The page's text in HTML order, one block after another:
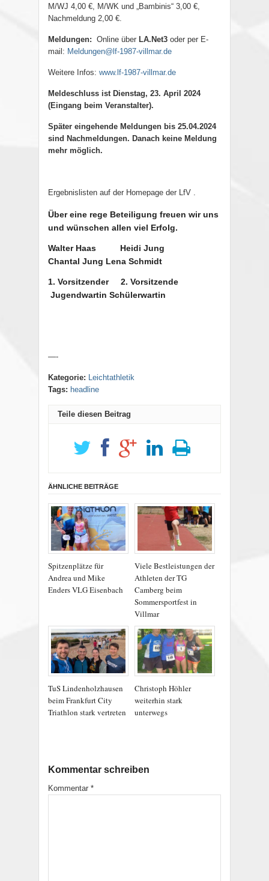
M/WJ 4,00 €, M/WK und „Bambinis“ 3,00 €,
Nachmeldung 2,00 €.
Meldungen: Online über LA.Net3 oder per E-
mail: Meldungen@lf-1987-villmar.de
Weitere Infos: www.lf-1987-villmar.de
Meldeschluss ist Dienstag, 23. April 2024
(Eingang beim Veranstalter).
Später eingehende Meldungen bis 25.04.2024
sind Nachmeldungen. Danach keine Meldung
mehr möglich.
Ergebnislisten auf der Homepage der LfV .
Über eine rege Beteiligung freuen wir uns
und wünschen allen viel Erfolg.
Walter Haas
Heidi Jung
Chantal Jung Lena Schmidt
1. Vorsitzender
2. Vorsitzende
Jugendwartin Schülerwartin
—-
Kategorie: Leichtathletik
Tags: headline
Teile diesen Beitrag
ÄHNLICHE BEITRÄGE
Spitzenplätze für
Andrea und Mike
Enders VLG Eisenbach
Viele Bestleistungen der
Athleten der TG
Camberg beim
Sommersportfest in
Villmar
TuS Lindenholzhausen
beim Frankfurt City
Triathlon stark vertreten
Christoph Höhler
weiterhin stark
unterwegs
Kommentar schreiben
Kommentar *